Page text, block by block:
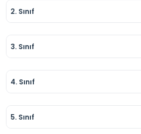
2. Sınıf
3. Sınıf
4. Sınıf
5. Sınıf